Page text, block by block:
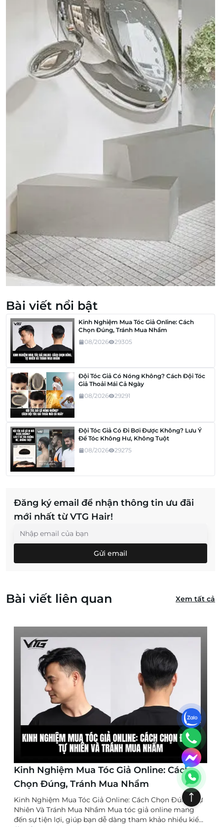
Bài viết nổi bật
Kinh Nghiệm Mua Tóc Giả Online: Cách
Chọn Đúng, Tránh Mua Nhầm
08/2026
29305
Đội Tóc Giả Có Nóng Không? Cách Đội Tóc
Giả Thoải Mái Cả Ngày
08/2026
29291
Đội Tóc Giả Có Đi Bơi Được Không? Lưu Ý
Để Tóc Không Hư, Không Tuột
08/2026
29275
Đăng ký email để nhận thông tin ưu đãi
mới nhất từ VTG Hair!
Gửi email
Bài viết liên quan Xem tất cả
Kinh Nghiệm Mua Tóc Giả Online: Cách
Chọn Đúng, Tránh Mua Nhầm
Kinh Nghiệm Mua Tóc Giả Online: Cách Chọn Đúng, Tự
Nhiên Và Tránh Mua Nhầm Mua tóc giả online mang
đến sự tiện lợi, giúp bạn dễ dàng tham khảo nhiều kiểu